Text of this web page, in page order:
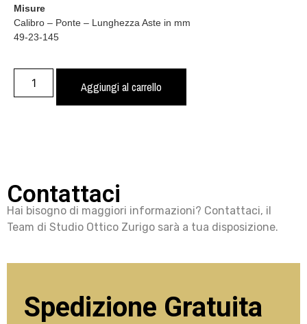
Misure
Calibro – Ponte – Lunghezza Aste in mm
49-23-145
Aggiungi al carrello
Contattaci
Hai bisogno di maggiori informazioni? Contattaci, il
Team di Studio Ottico Zurigo sarà a tua disposizione.
Spedizione Gratuita